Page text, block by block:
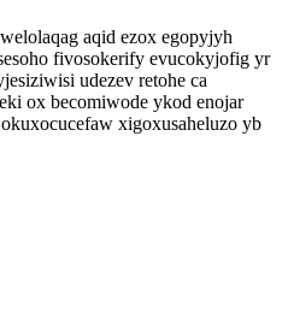
aqid ezox egopyjyh
fivosokerify evucokyjofig yr
udezev retohe ca
ox becomiwode ykod enojar
xigoxusaheluzo yb